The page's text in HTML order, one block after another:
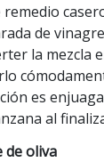
de
la mezcla
es
al
de oliva